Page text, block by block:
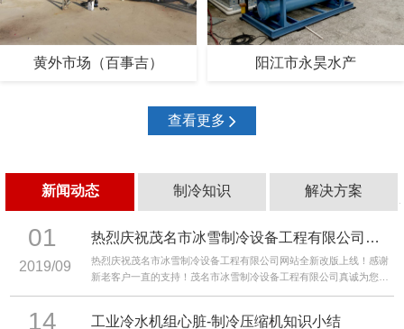
黄外市场（百事吉） 阳江市永昊水产
查看更多
新闻动态 制冷知识 解决方案
01
2019/09
热烈庆祝茂名市冰雪制冷设备工程有限公司网站全新改版上线！
热烈庆祝茂名市冰雪制冷设备工程有限公司网站全新改版上线！感谢
新老客户一直的支持！茂名市冰雪制冷设备工程有限公司真诚为您服
14 工业冷水机组心脏-制冷压缩机知识小结